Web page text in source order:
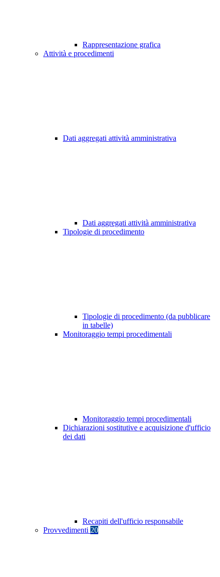
Rappresentazione grafica
Attività e procedimenti
Dati aggregati attività amministrativa
Dati aggregati attività amministrativa
Tipologie di procedimento
Tipologie di procedimento (da pubblicare
in tabelle)
Monitoraggio tempi procedimentali
Monitoraggio tempi procedimentali
Dichiarazioni sostitutive e acquisizione d'ufficio
dei dati
Recapiti dell'ufficio responsabile
Provvedimenti 20